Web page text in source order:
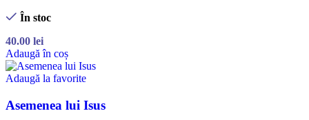
În stoc
40.00 lei
Adaugă în coș
Adaugă la favorite
Asemenea lui Isus